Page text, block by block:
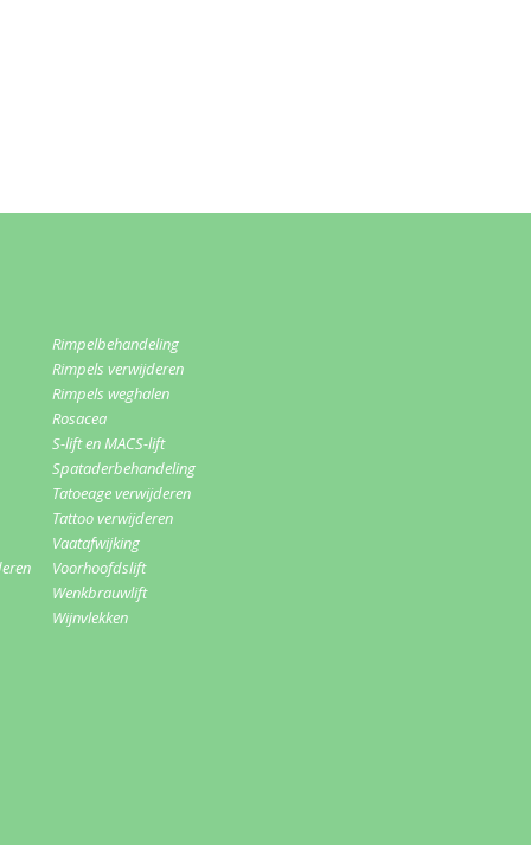
Rimpelbehandeling
Rimpels verwijderen
Rimpels weghalen
Rosacea
S-lift en MACS-lift
Spataderbehandeling
Tatoeage verwijderen
Tattoo verwijderen
Vaatafwijking
Voorhoofdslift
Wenkbrauwlift
Wijnvlekken